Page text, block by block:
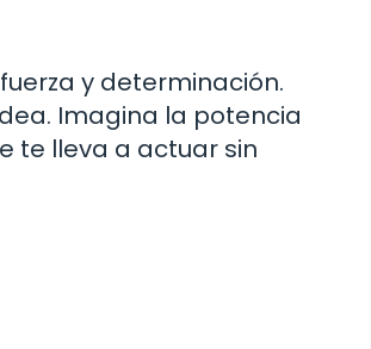
y determinación.
Imagina la potencia
te lleva a actuar sin